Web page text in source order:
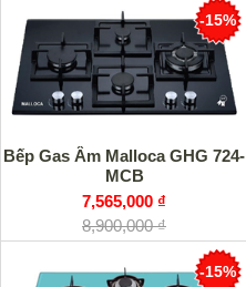
Bếp Gas Âm Malloca GHG 724-
MCB
7,565,000 ₫
8,900,000 ₫
-15%
-15%